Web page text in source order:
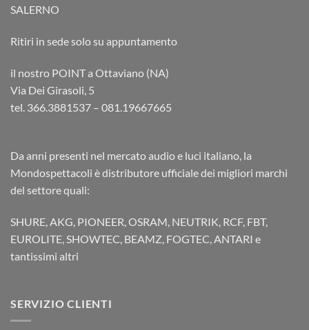
SALERNO
Ritiri in sede solo su appuntamento
il nostro POINT a Ottaviano (NA)
Via Dei Girasoli, 5
tel. 366.3881537 – 081.19667665
Da anni presenti nel mercato audio e luci italiano, la
Mondospettacoli è distributore ufficiale dei migliori marchi
del settore quali:
SHURE, AKG, PIONEER, OSRAM, NEUTRIK, RCF, FBT,
EUROLITE, SHOWTEC, BEAMZ, FOGTEC, ANTARI e
tantissimi altri
SERVIZIO CLIENTI